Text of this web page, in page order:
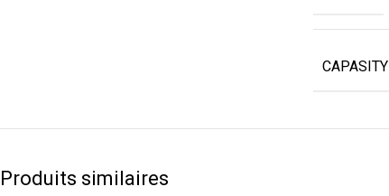
CAPASITY
Produits similaires